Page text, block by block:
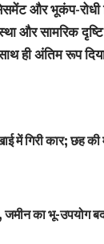
और भूकंप-रोधी
और सामरिक
ही अंतिम रूप
में गिरी कार; छह की
जमीन का भू-उपयोग